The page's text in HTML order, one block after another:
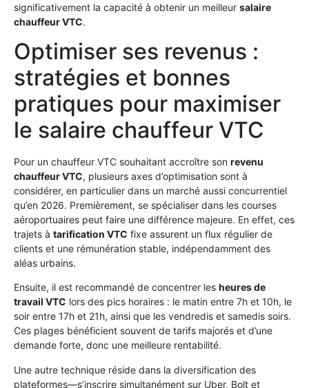
significativement la capacité à obtenir un meilleur salaire
chauffeur VTC.
Optimiser ses revenus :
stratégies et bonnes
pratiques pour maximiser
le salaire chauffeur VTC
Pour un chauffeur VTC souhaitant accroître son revenu
chauffeur VTC, plusieurs axes d’optimisation sont à
considérer, en particulier dans un marché aussi concurrentiel
qu’en 2026. Premièrement, se spécialiser dans les courses
aéroportuaires peut faire une différence majeure. En effet, ces
trajets à tarification VTC fixe assurent un flux régulier de
clients et une rémunération stable, indépendamment des
aléas urbains.
Ensuite, il est recommandé de concentrer les heures de
travail VTC lors des pics horaires : le matin entre 7h et 10h, le
soir entre 17h et 21h, ainsi que les vendredis et samedis soirs.
Ces plages bénéficient souvent de tarifs majorés et d’une
demande forte, donc une meilleure rentabilité.
Une autre technique réside dans la diversification des
plateformes—s’inscrire simultanément sur Uber, Bolt et